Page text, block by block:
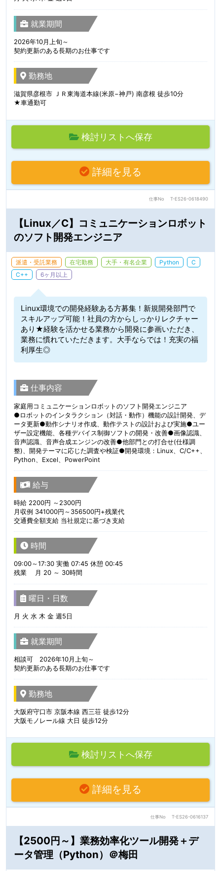
就業期間
2026年10月上旬～
契約更新のある長期のお仕事です
勤務地
滋賀県彦根市 ＪＲ東海道本線(米原−神戸) 南彦根 徒歩10分
★車通勤可
検討リストへ保存
詳細を見る
仕事No T-ES26-0618490
【Linux／C】コミュニケーションロボット
のソフト開発エンジニア
派遣・受託業務 在宅勤務 大手・有名企業 Python
C
C++
6ヶ月以上
Linux環境での開発経験ある方募集！新規開発部門で
スキルアップ可能！社員の方からしっかりレクチャー
あり★経験を活かせる業務から開発に参画いただき、
業務に慣れていただきます。大手ならでは！充実の福
利厚生◎
仕事内容
家庭用コミュニケーションロボットのソフト開発エンジニア
●ロボットのインタラクション（対話・動作）機能の設計開発、デ
ータ更新●動作シナリオ作成、動作テストの設計および実施●ユー
ザー設定機能、各種デバイス制御ソフトの開発・改善●画像認識、
音声認識、音声合成エンジンの改善●他部門との打合せ(仕様調
整)、開発テーマに応じた調査や検証●開発環境：Linux、C/C++、
Python、Excel、PowerPoint
給与
時給 2200円 ～2300円
月収例 341000円～356500円+残業代
交通費全額支給 当社規定に基づき支給
時間
09:00～17:30 実働 07:45 休憩 00:45
残業 月 20 ～ 30時間
曜日・日数
月 火 水 木 金 週5日
就業期間
相談可 2026年10月上旬～
契約更新のある長期のお仕事です
勤務地
大阪府守口市 京阪本線 西三荘 徒歩12分
大阪モノレール線 大日 徒歩12分
検討リストへ保存
詳細を見る
仕事No T-ES26-0616137
【2500円～】業務効率化ツール開発＋デ
ータ管理（Python）＠梅田